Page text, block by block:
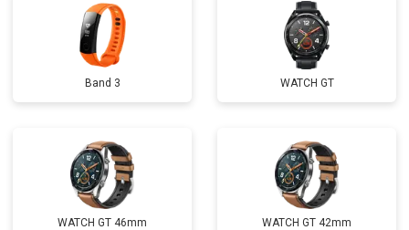
Band 3 WATCH GT
WATCH GT 46mm WATCH GT 42mm